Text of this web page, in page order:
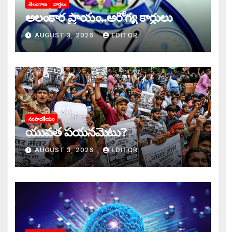
తెలంగాణ వార్తలు
అలంకార ప్రాయం..ఆరోగ్య కార్డులు
AUGUST 3, 2026 EDITOR
సంపాదకీయం
యువత పయనమెటు?
AUGUST 3, 2026 EDITOR